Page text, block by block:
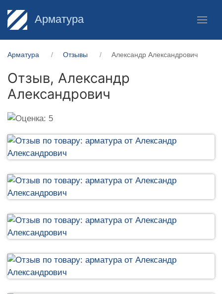
Арматура
Арматура Отзывы Александр Александрович
Отзыв, Александр
Александрович